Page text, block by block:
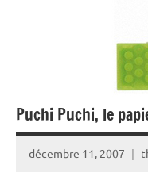
Puchi Puchi, le
décembre 11, 2007